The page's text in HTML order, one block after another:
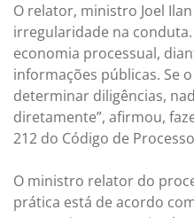
O relator, ministro Joel
irregularidade na
economia processual,
informações públicas. Se
determinar diligências,
diretamente”, afirmou,
212 do Código de
O ministro relator do
prática está de acordo